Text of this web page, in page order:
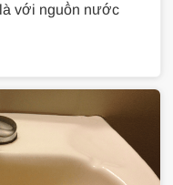
với nguồn nước